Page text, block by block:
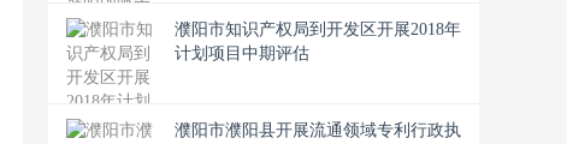
濮阳市知识产权局到开发区开展2018年
计划项目中期评估
濮阳市濮阳县开展流通领域专利行政执